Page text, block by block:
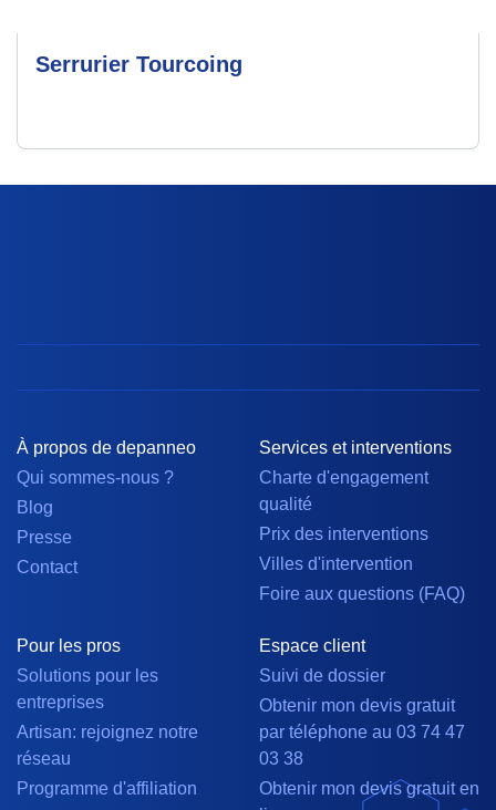
Serrurier Tourcoing
À propos de depanneo
Qui sommes-nous ?
Blog
Presse
Contact
Services et interventions
Charte d'engagement
qualité
Prix des interventions
Villes d'intervention
Foire aux questions (FAQ)
Pour les pros
Solutions pour les
entreprises
Artisan: rejoignez notre
réseau
Programme d'affiliation
Espace client
Suivi de dossier
Obtenir mon devis gratuit
par téléphone au 03 74 47
03 38
Obtenir mon devis gratuit en